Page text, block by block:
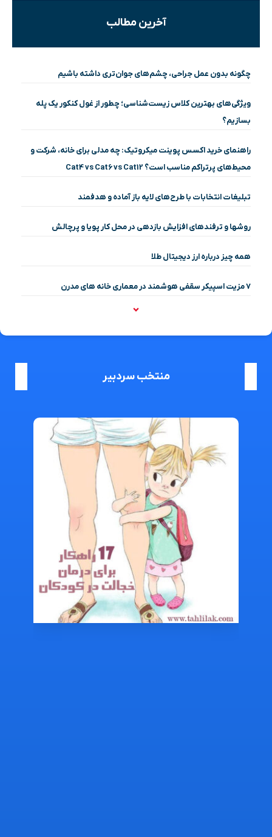
آخرین مطالب
چگونه بدون عمل جراحی، چشم‌های جوان‌تری داشته باشیم
ویژگی‌های بهترین کلاس زیست‌شناسی؛ چطور از غول کنکور یک پله
بسازیم؟
راهنمای خرید اکسس پوینت میکروتیک: چه مدلی برای خانه، شرکت و
محیط‌های پرتراکم مناسب است؟ Cat4 vs Cat6 vs Cat12
تبلیغات انتخابات با طرح‌های لایه باز آماده و هدفمند
روشها و ترفندهای افزایش بازدهی در محل کار پویا و پرچالش
همه چیز درباره ارز دیجیتال طلا
۷ مزیت اسپیکر سقفی هوشمند در معماری خانه‌ های مدرن
منتخب سردبیر